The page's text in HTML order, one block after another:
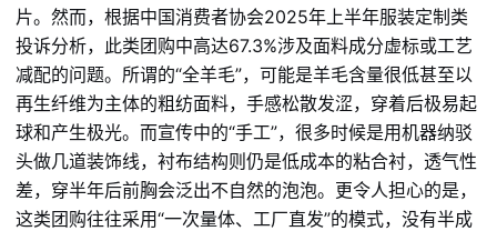
片。然而，根据中国消费者协会2025年上半年服装定制类
投诉分析，此类团购中高达67.3%涉及面料成分虚标或工艺
减配的问题。所谓的“全羊毛”，可能是羊毛含量很低甚至以
再生纤维为主体的粗纺面料，手感松散发涩，穿着后极易起
球和产生极光。而宣传中的“手工”，很多时候是用机器纳驳
头做几道装饰线，衬布结构则仍是低成本的粘合衬，透气性
差，穿半年后前胸会泛出不自然的泡泡。更令人担心的是，
这类团购往往采用“一次量体、工厂直发”的模式，没有半成